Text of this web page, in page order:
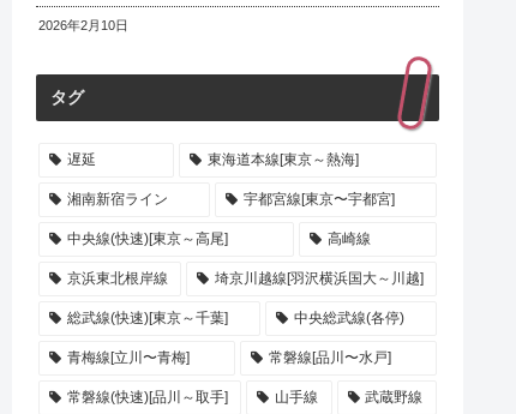
2026年2月10日
タグ
遅延 東海道本線[東京～熱海]
湘南新宿ライン 宇都宮線[東京〜宇都宮]
中央線(快速)[東京～高尾] 高崎線
京浜東北根岸線 埼京川越線[羽沢横浜国大～川越]
総武線(快速)[東京～千葉] 中央総武線(各停)
青梅線[立川〜青梅] 常磐線[品川〜水戸]
常磐線(快速)[品川～取手] 山手線 武蔵野線